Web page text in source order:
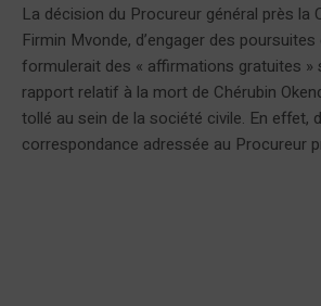
La décision du Procureur général près la
Firmin Mvonde, d’engager des
formulerait des « affirmations gratuites »
rapport relatif à la mort de Chérubin
tollé au sein de la société civile. En effet,
correspondance adressée au Procureur